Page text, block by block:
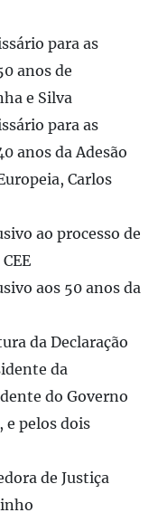
para as
anos de
e Silva
para as
anos da Adesão
Carlos
ao processo de
aos 50 anos da
da Declaração
da
do Governo
e pelos dois
de Justiça